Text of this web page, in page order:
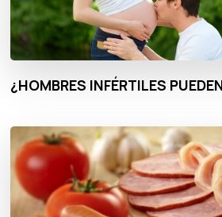
¿HOMBRES INFÉRTILES